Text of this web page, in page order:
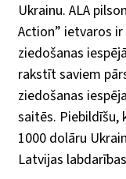
Ukrainu. ALA
Action” ietvaros
ziedošanas
rakstīt saviem
ziedošanas
saitēs. Piebildīšu,
1000 dolāru
Latvijas